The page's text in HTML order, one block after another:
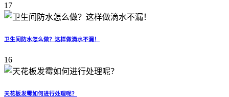
17
卫生间防水怎么做？这样做滴水不漏！
16
天花板发霉如何进行处理呢？